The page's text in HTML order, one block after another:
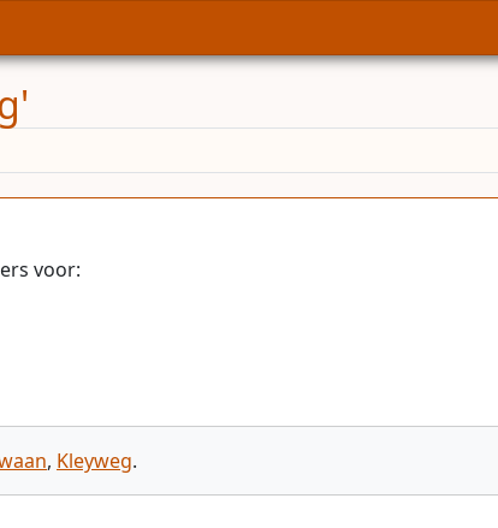
voor:
, Kleyweg.